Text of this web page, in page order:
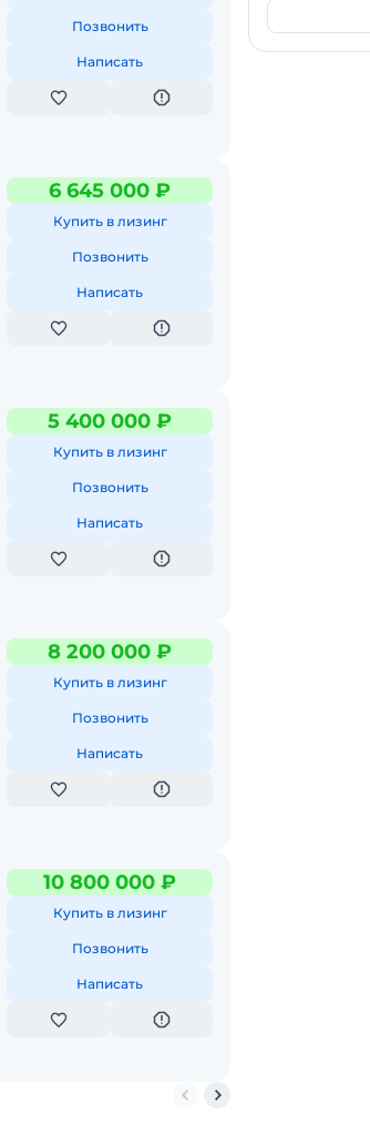
Позвонить
Написать
6 645 000 ₽
Купить в лизинг
Позвонить
Написать
5 400 000 ₽
Купить в лизинг
Позвонить
Написать
8 200 000 ₽
Купить в лизинг
Позвонить
Написать
10 800 000 ₽
Купить в лизинг
Позвонить
Написать